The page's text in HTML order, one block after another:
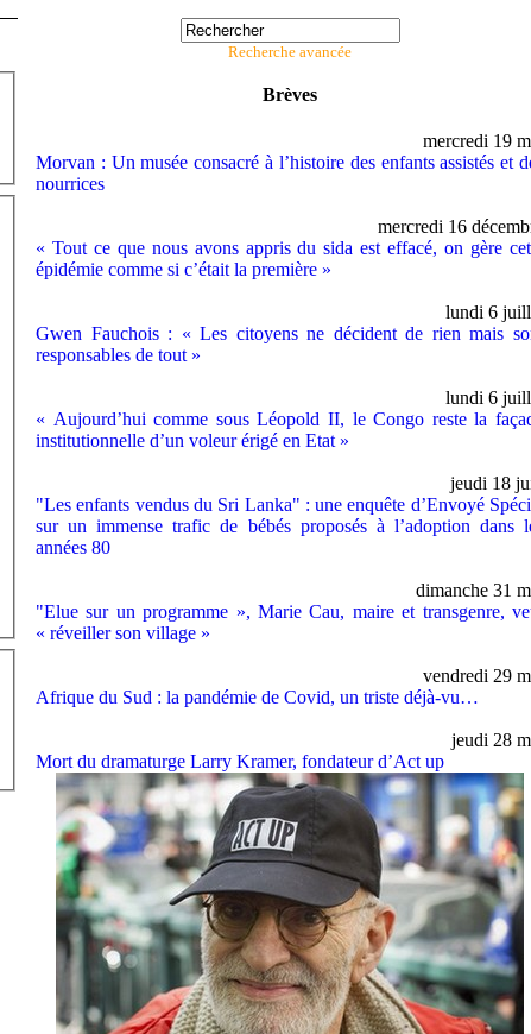
Recherche avancée
Brèves
mercredi 19
Morvan : Un musée consacré à l’histoire des enfants assistés et
nourrices
mercredi 16
« Tout ce que nous avons appris du sida est effacé, on gère
épidémie comme si c’était la première »
lundi 6
Gwen Fauchois : « Les citoyens ne décident de rien mais
responsables de tout »
lundi 6
« Aujourd’hui comme sous Léopold II, le Congo reste la
institutionnelle d’un voleur érigé en Etat »
jeudi 18
"Les enfants vendus du Sri Lanka" : une enquête d’Envoyé
sur un immense trafic de bébés proposés à l’adoption dans
années 80
dimanche 31
"Elue sur un programme », Marie Cau, maire et transgenre,
« réveiller son village »
vendredi 29
Afrique du Sud : la pandémie de Covid, un triste déjà-vu…
jeudi 28
Mort du dramaturge Larry Kramer, fondateur d’Act up